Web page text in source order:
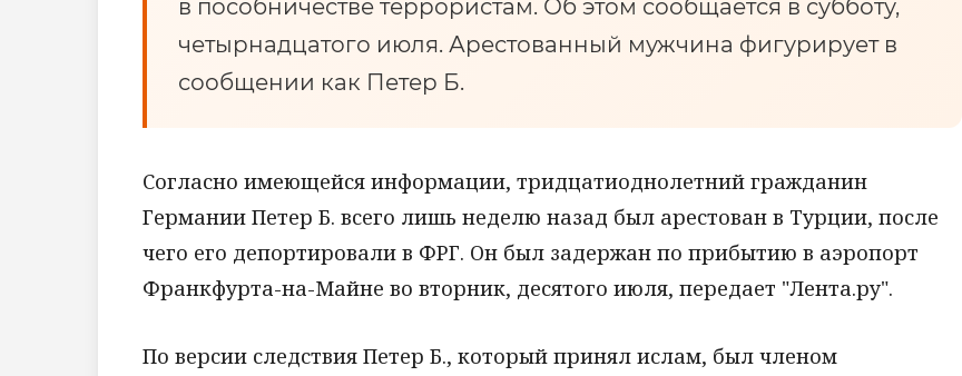
в пособничестве террористам. Об этом сообщается в субботу,
четырнадцатого июля. Арестованный мужчина фигурирует в
сообщении как Петер Б.
Согласно имеющейся информации, тридцатиоднолетний гражданин
Германии Петер Б. всего лишь неделю назад был арестован в Турции, после
чего его депортировали в ФРГ. Он был задержан по прибытию в аэропорт
Франкфурта-на-Майне во вторник, десятого июля, передает "Лента.ру".
По версии следствия Петер Б., который принял ислам, был членом